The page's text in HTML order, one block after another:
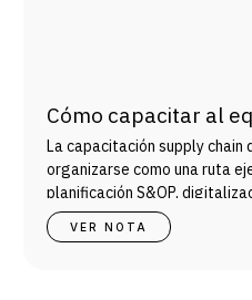
Cómo capacitar al
Chain con un
La capacitación supply chain
organizarse como una ruta
planificación S&OP,
gestión integral y desarrollo
VER NOTA